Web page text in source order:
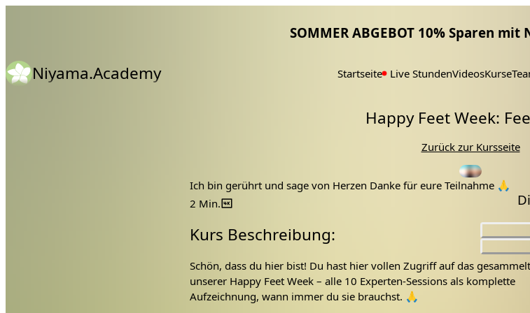
SOMMER ABGEBOT 10% Sparen mit
Niyama.Academy Startseite Live StundenVideosKurse
Happy Feet Week:
Zurück zur Kursseite
Ich bin gerührt und sage von Herzen Danke für eure Teilnahme 🙏
2 Min.
Kurs Beschreibung:
Schön, dass du hier bist! Du hast hier vollen Zugriff auf das
unserer Happy Feet Week – alle 10 Experten-Sessions als komplette
Aufzeichnung, wann immer du sie brauchst. 🙏